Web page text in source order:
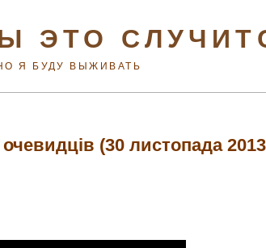
ЭТО
Я БУДУ ВЫЖИВАТЬ
(30 листопада